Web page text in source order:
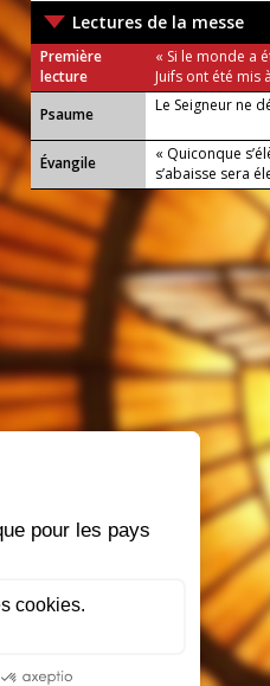
Lectures de la messe
Première
lecture
« Si le monde a
Juifs ont été mis
Psaume Le Seigneur ne
Évangile
« Quiconque
s’abaisse sera